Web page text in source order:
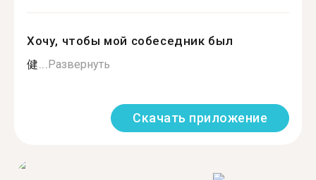
Хочу, чтобы мой собеседник был
健...Развернуть
Скачать приложение